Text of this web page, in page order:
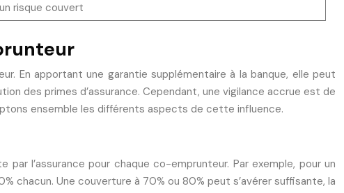
risque couvert
En apportant une garantie supplémentaire à la banque, elle peut
des primes d’assurance. Cependant, une vigilance accrue est de
ensemble les différents aspects de cette influence.
l’assurance pour chaque co-emprunteur. Par exemple, pour un
chacun. Une couverture à 70% ou 80% peut s’avérer suffisante, la